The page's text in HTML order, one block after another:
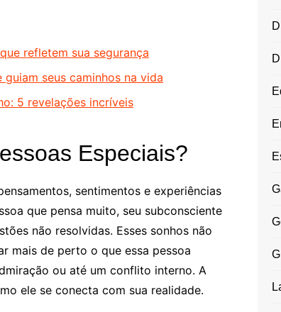
refletem sua segurança
seus caminhos na vida
5 revelações incríveis
Especiais?
sentimentos e experiências
que pensa muito, seu subconsciente
não resolvidas. Esses sonhos não
mais de perto o que essa pessoa
ou até um conflito interno. A
ele se conecta com sua realidade.